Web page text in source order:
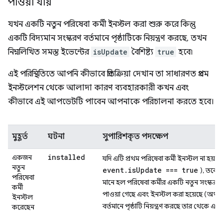
যখন একটি নতুন পরিষেবা কর্মী ইনস্টল করা শুরু করে কিন্তু
একটি বিদ্যমান সংস্করণ বর্তমানে পৃষ্ঠাটিকে নিয়ন্ত্রণ করছে, তখন
নিম্নলিখিত সমস্ত ইভেন্টের isUpdate বৈশিষ্ট্য true হবে৷
এই পরিস্থিতিতে আপনি কীভাবে প্রতিক্রিয়া দেখান তা সাধারণত প্রথম
ইনস্টলেশন থেকে আলাদা কারণ ব্যবহারকারী কখন এবং
কীভাবে এই আপডেটটি পাবেন আপনাকে পরিচালনা করতে হবে।
মুহূর্ত ঘটনা সুপারিশকৃত পদক্ষেপ
একজন
নতুন
পরিষেবা
কর্মী
ইনস্টল
করেছেন
installed যদি এটি প্রথম পরিষেবা কর্মী ইনস্টল না হয় (
event.isUpdate === true ), তবে
মানে হল পরিষেবা কর্মীর একটি নতুন সংস্করণ
পাওয়া গেছে এবং ইনস্টল করা হয়েছে
বর্তমানে পৃষ্ঠাটি নিয়ন্ত্রণ করছে তার থেকে